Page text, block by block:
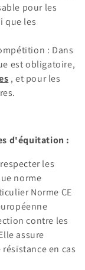
pour les
que les
: Dans
est obligatoire,
, et pour les
d'équitation :
les
norme
Norme CE
contre les
assure
en cas